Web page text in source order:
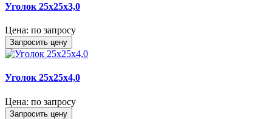
Уголок 25х25х3,0
Цена: по запросу
Запросить цену
Уголок 25х25х4,0
Цена: по запросу
Запросить цену